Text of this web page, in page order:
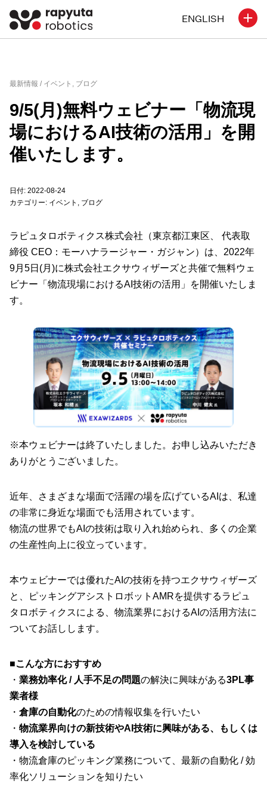
ENGLISH
最新情報 / イベント , ブログ
9/5(月)無料ウェビナー「物流現
場におけるAI技術の活用」を開
催いたします。
日付: 2022-08-24
カテゴリー: イベント , ブログ
ラピュタロボティクス株式会社（東京都江東区、 代表取
締役 CEO：モーハナラージャー・ガジャン）は、2022年
9月5日(月)に株式会社エクサウィザーズと共催で無料ウェ
ビナー「物流現場におけるAI技術の活用」を開催いたしま
す。
※本ウェビナーは終了いたしました。お申し込みいただき
ありがとうございました。
近年、さまざまな場面で活躍の場を広げているAIは、私達
の非常に身近な場面でも活用されています。
物流の世界でもAIの技術は取り入れ始められ、多くの企業
の生産性向上に役立っています。
本ウェビナーでは優れたAIの技術を持つエクサウィザーズ
と、ピッキングアシストロボットAMRを提供するラピュ
タロボティクスによる、物流業界におけるAIの活用方法に
ついてお話しします。
■こんな方におすすめ
・ 業務効率化 / 人手不足の問題の解決に興味がある3PL事
業者様
・ 倉庫の自動化のための情報収集を行いたい
・ 物流業界向けの新技術やAI技術に興味がある、もしくは
導入を検討している
・物流倉庫のピッキング業務について、最新の自動化 / 効
率化ソリューションを知りたい